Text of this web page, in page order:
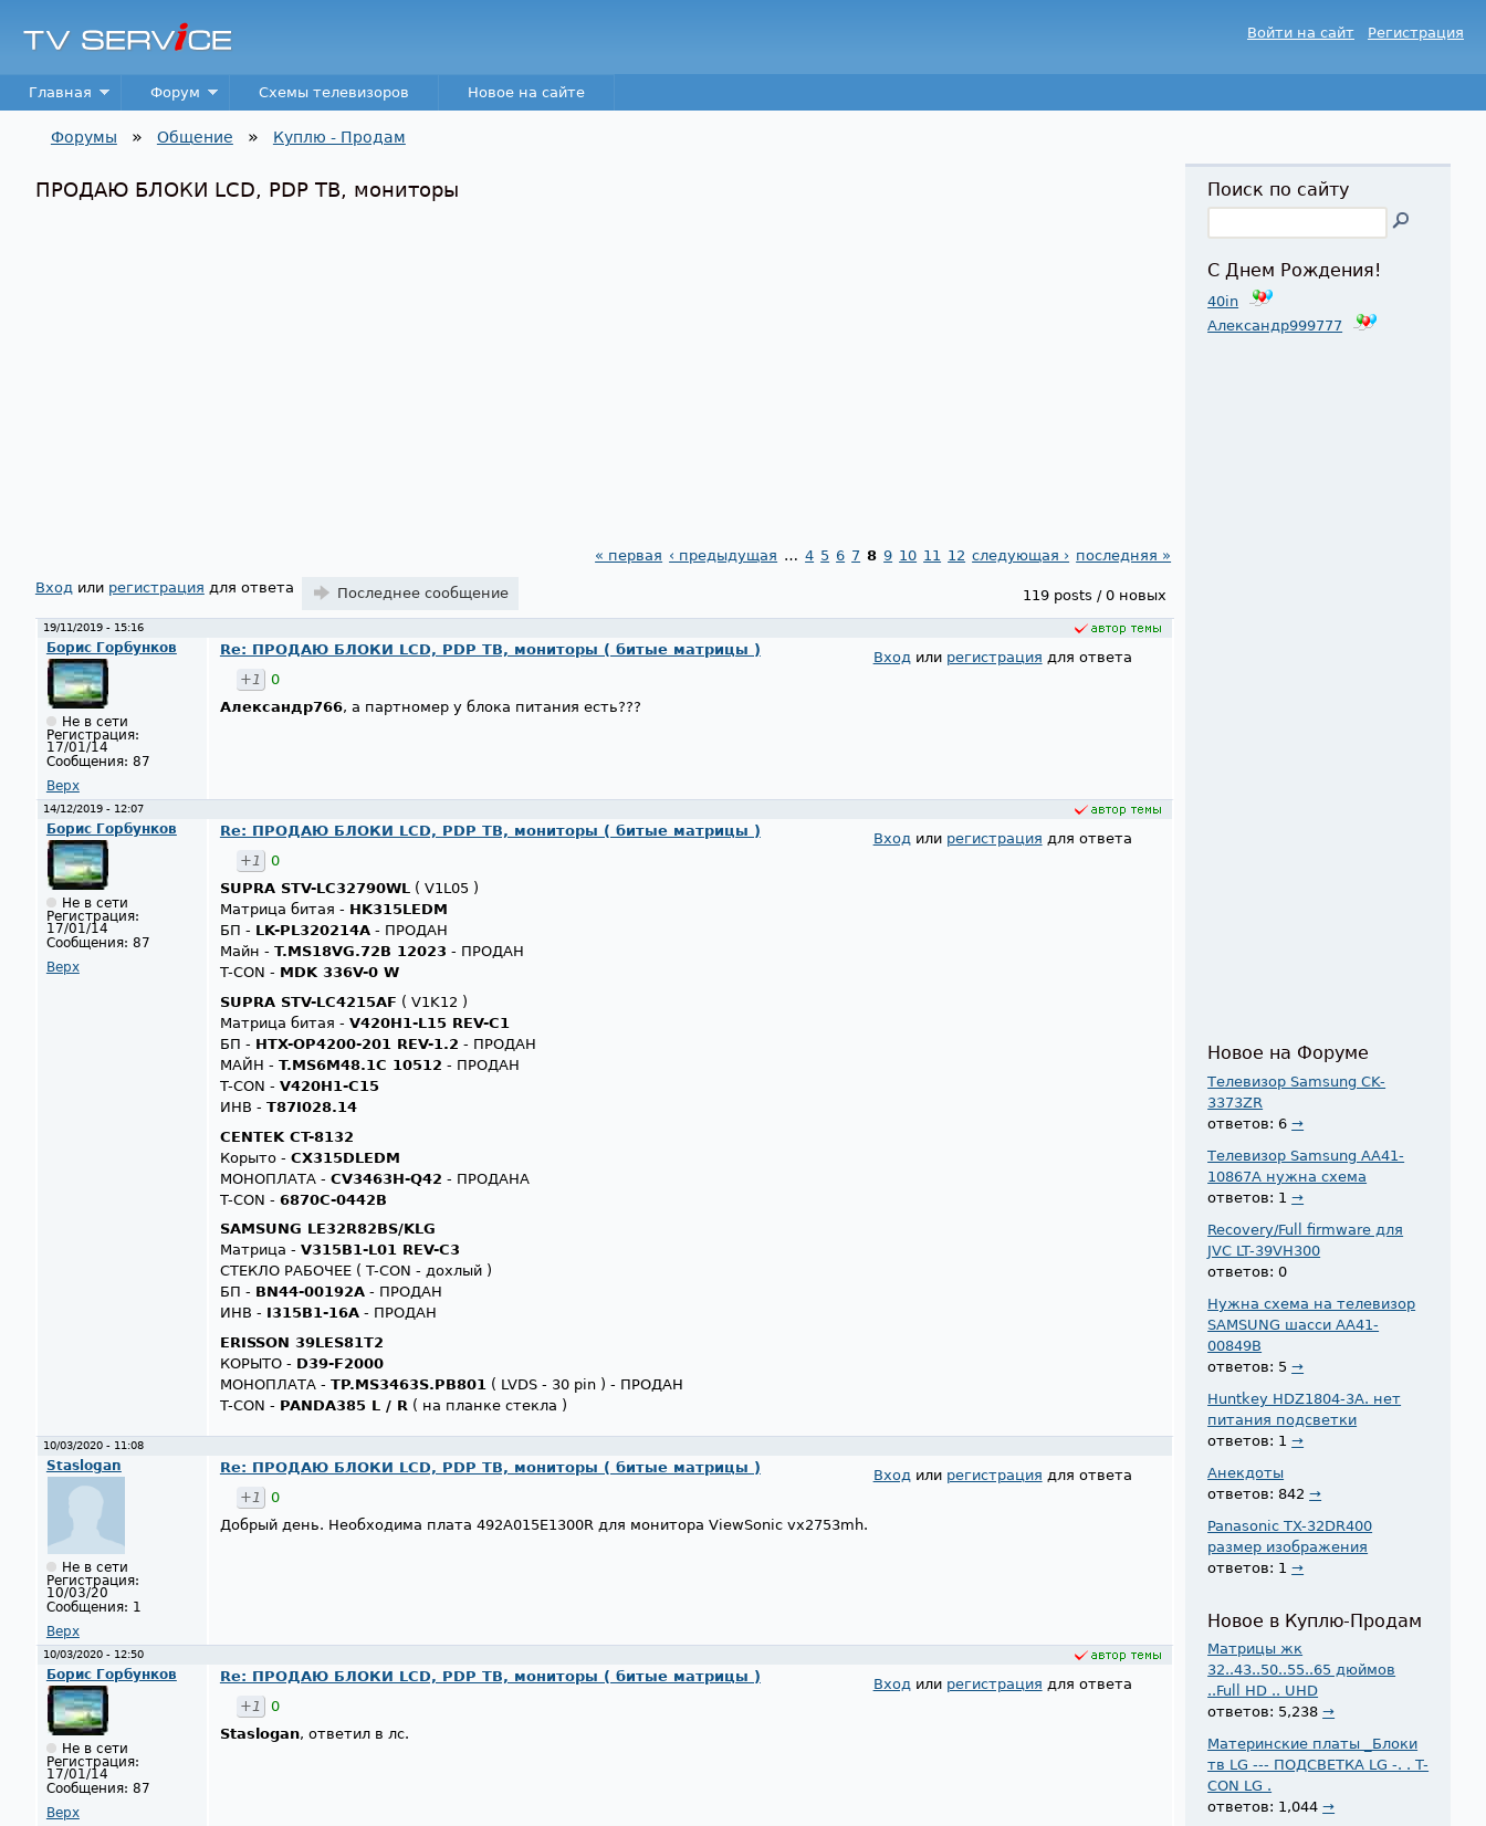
TV
Service
Войти на сайт Регистрация
Main menu
Главная Форум Схемы телевизоров Новое на сайте
Форумы » Общение » Куплю - Продам
ПРОДАЮ БЛОКИ LCD, PDP ТВ, мониторы
Страницы
« первая ‹ предыдущая … 4 5 6 7 8 9 10 11 12 следующая › последняя »
119 posts / 0 новых
Входили регистрация для ответа Последнее сообщение
19/11/2019 - 15:16
Борис Горбунков
Не в сети
Регистрация:
17/01/14
Сообщения: 87
Верх
Входили регистрация для ответа
Re: ПРОДАЮ БЛОКИ LCD, PDP ТВ, мониторы ( битые матрицы )
+1
0
Александр766, а партномер у блока питания есть???
14/12/2019 - 12:07
Борис Горбунков
Не в сети
Регистрация:
17/01/14
Сообщения: 87
Верх
Входили регистрация для ответа
Re: ПРОДАЮ БЛОКИ LCD, PDP ТВ, мониторы ( битые матрицы )
+1
0
SUPRA STV-LC32790WL( V1L05 )
Матрица битая - HK315LEDM
БП - LK-PL320214A- ПРОДАН
Майн - T.MS18VG.72B 12023 - ПРОДАН
T-CON - MDK 336V-0 W
SUPRA STV-LC4215AF ( V1K12 )
Матрица битая - V420H1-L15 REV-C1
БП - HTX-OP4200-201 REV-1.2 - ПРОДАН
МАЙН - T.MS6M48.1C 10512 - ПРОДАН
T-CON - V420H1-C15
ИНВ - T87I028.14
CENTEK CT-8132
Корыто - CX315DLEDM
МОНОПЛАТА - CV3463H-Q42 - ПРОДАНА
T-CON - 6870C-0442B
SAMSUNG LE32R82BS/KLG
Матрица - V315B1-L01 REV-C3
СТЕКЛО РАБОЧЕЕ ( T-CON - дохлый )
БП - BN44-00192A- ПРОДАН
ИНВ - I315B1-16A- ПРОДАН
ERISSON 39LES81T2
КОРЫТО - D39-F2000
МОНОПЛАТА - TP.MS3463S.PB801( LVDS - 30 pin ) - ПРОДАН
T-CON - PANDA385 L / R( на планке стекла )
10/03/2020 - 11:08
Staslogan
Не в сети
Регистрация:
10/03/20
Сообщения: 1
Верх
Вход или регистрация для ответа
Re: ПРОДАЮ БЛОКИ LCD, PDP ТВ, мониторы ( битые матрицы )
+1
0
Добрый день. Необходима плата 492A015E1300R для монитора ViewSonic vx2753mh.
10/03/2020 - 12:50
Борис Горбунков
Не в сети
Регистрация:
17/01/14
Сообщения: 87
Верх
Вход или регистрация для ответа
Re: ПРОДАЮ БЛОКИ LCD, PDP ТВ, мониторы ( битые матрицы )
+1
0
Staslogan, ответил в лс.
Поиск по сайту
С Днем Рождения!
40in
Александр999777
Новое на Форуме
Телевизор Samsung CK-
3373ZR
ответов: 6→
Телевизор Samsung AA41-
10867A нужна схема
ответов: 1→
Recovery/Full firmware для
JVC LT-39VH300
ответов: 0
Нужна схема на телевизор
SAMSUNG шасси AA41-
00849B
ответов: 5→
Huntkey HDZ1804-3A. нет
питания подсветки
ответов: 1→
Анекдоты
ответов: 842→
Panasonic TX-32DR400
размер изображения
ответов: 1→
Новое в Куплю-Продам
Матрицы жк
32..43..50..55..65 дюймов
..Full HD .. UHD
ответов: 5,238→
Материнские платы _Блоки
тв LG --- ПОДСВЕТКА LG -. . T-
CON LG .
ответов: 1,044→